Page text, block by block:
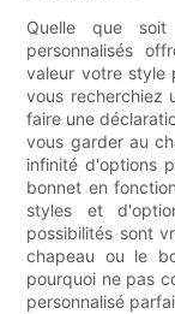
Quelle que
personnalisés
valeur votre style
vous recherchiez
faire une
vous garder au
infinité d'options
bonnet en
styles et
possibilités sont
chapeau ou le
pourquoi ne pas
personnalisé